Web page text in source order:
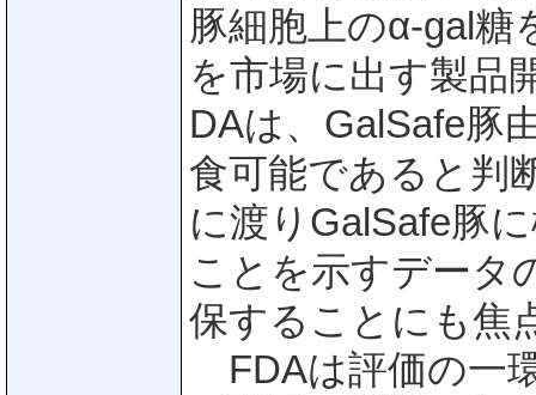
豚細胞上のα-gal糖
を市場に出す製品
DAは、GalSafe豚
食可能であると判
に渡りGalSafe豚
ことを示すデータ
保することにも焦
FDAは評価の一